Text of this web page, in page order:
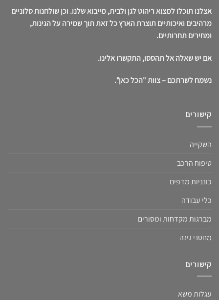
אצלנו תוכלו למצוא ריהוט לגן ולבית, מייבוא שלנו. וכן שולחנות סלוניים
מרהיבים ואיכותיים תוצרת הארץ כל זאת תוך שמירה על הגינות,
ומחירים תחרותיים.
אם יש שאלה אל תהססו, התקשרו אלינו.
נשמח לשרתכם – צוות "הכל כאן".
קישורים
השקייה
טיפוח הרכב
כונניות מדפים
כלי עבודה
מברגות מקדחות ומסורים
מחסני גינה
קישורים
עגלות משא